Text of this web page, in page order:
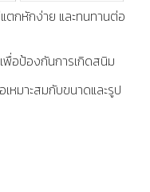
ตกหักง่าย และทนทานต่อ
พื่อป้องกันการเกิดสนิม
หมาะสมกับขนาดและรูป